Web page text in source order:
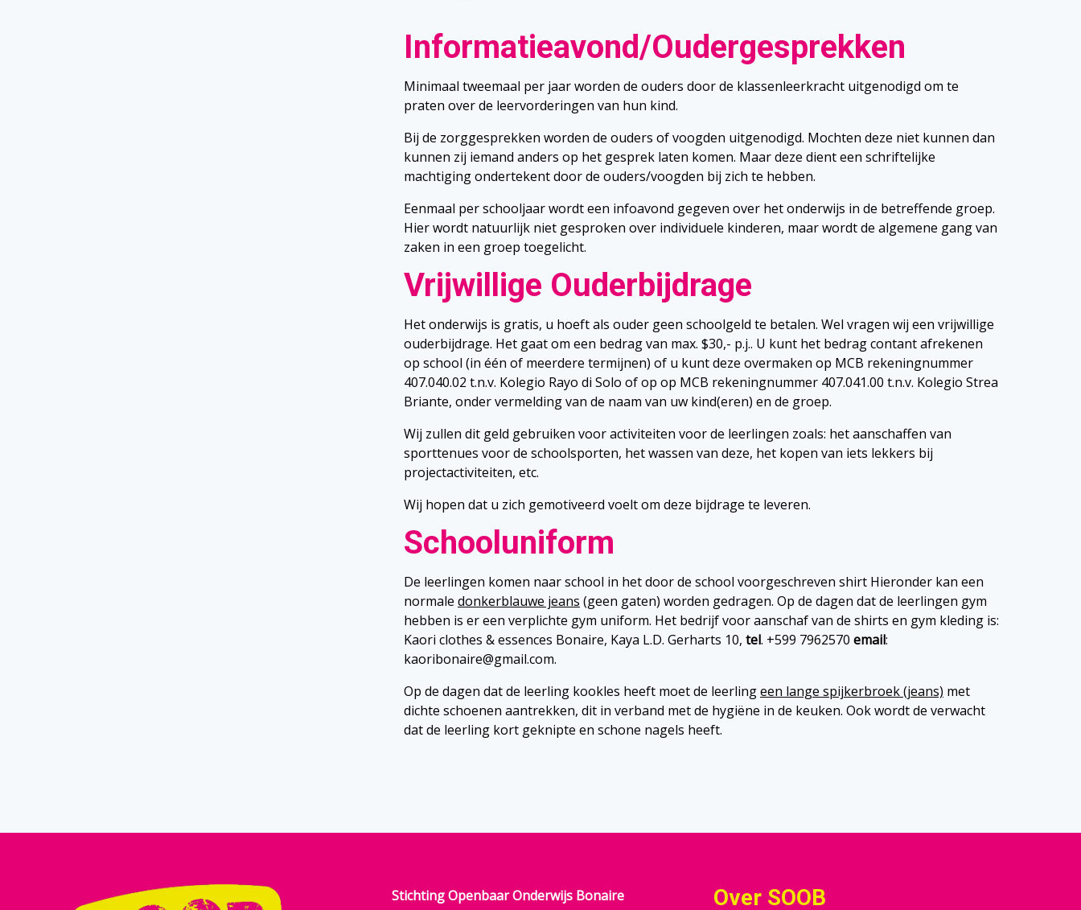
Informatieavond/Oudergesprekken
Minimaal tweemaal per jaar worden de ouders door de klassenleerkracht uitgenodigd om te
praten over de leervorderingen van hun kind.
Bij de zorggesprekken worden de ouders of voogden uitgenodigd. Mochten deze niet kunnen dan
kunnen zij iemand anders op het gesprek laten komen. Maar deze dient een schriftelijke
machtiging ondertekent door de ouders/voogden bij zich te hebben.
Eenmaal per schooljaar wordt een infoavond gegeven over het onderwijs in de betreffende groep.
Hier wordt natuurlijk niet gesproken over individuele kinderen, maar wordt de algemene gang van
zaken in een groep toegelicht.
Vrijwillige Ouderbijdrage
Het onderwijs is gratis, u hoeft als ouder geen schoolgeld te betalen. Wel vragen wij een vrijwillige
ouderbijdrage. Het gaat om een bedrag van max. $30,- p.j.. U kunt het bedrag contant afrekenen
op school (in één of meerdere termijnen) of u kunt deze overmaken op MCB rekeningnummer
407.040.02 t.n.v. Kolegio Rayo di Solo of op op MCB rekeningnummer 407.041.00 t.n.v. Kolegio Strea
Briante, onder vermelding van de naam van uw kind(eren) en de groep.
Wij zullen dit geld gebruiken voor activiteiten voor de leerlingen zoals: het aanschaffen van
sporttenues voor de schoolsporten, het wassen van deze, het kopen van iets lekkers bij
projectactiviteiten, etc.
Wij hopen dat u zich gemotiveerd voelt om deze bijdrage te leveren.
Schooluniform
De leerlingen komen naar school in het door de school voorgeschreven shirt Hieronder kan een
normale donkerblauwe jeans (geen gaten) worden gedragen. Op de dagen dat de leerlingen gym
hebben is er een verplichte gym uniform. Het bedrijf voor aanschaf van de shirts en gym kleding is:
Kaori clothes & essences Bonaire, Kaya L.D. Gerharts 10, tel. +599 7962570 email:
kaoribonaire@gmail.com.
Op de dagen dat de leerling kookles heeft moet de leerlingeen lange spijkerbroek (jeans) met
dichte schoenen aantrekken, dit in verband met de hygiëne in de keuken. Ook wordt de verwacht
dat de leerling kort geknipte en schone nagels heeft.
Stichting Openbaar Onderwijs Bonaire
Over SOOB